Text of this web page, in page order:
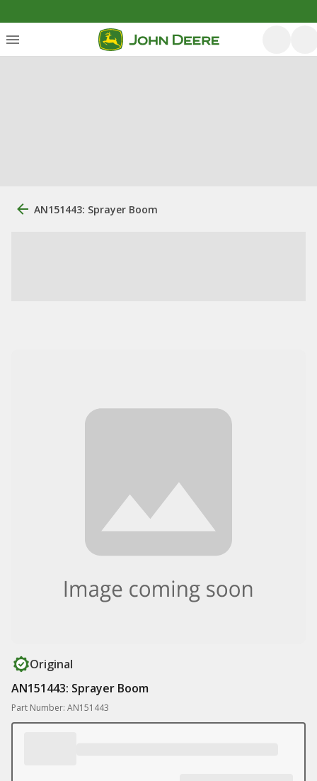
AN151443: Sprayer Boom
Original
AN151443: Sprayer Boom
Part Number: AN151443